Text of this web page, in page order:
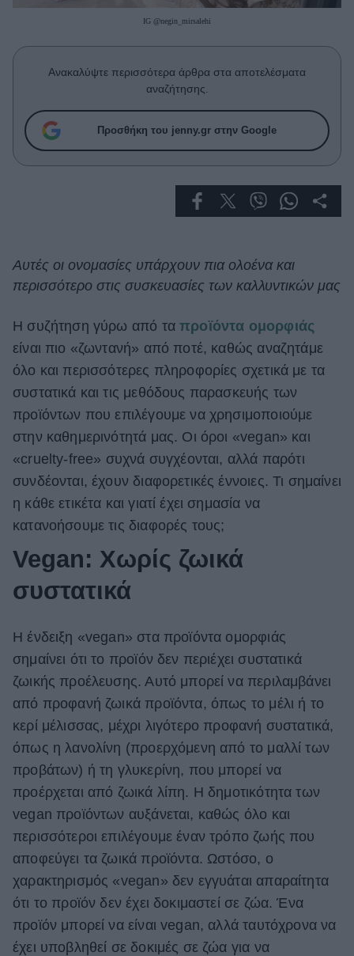
Πρόσωπα
Celebrities
Συνεντεύξεις
True Stories
Ask the Guru
Success Stories
Deco
Green
Αφιερώματα
ΒΟΞ
Χωρίς Ταμπέλες
Hautes Grecians
Γάμος
Market News
IG @negin_mirsalehi
Ανακαλύψτε περισσότερα άρθρα στα αποτελέσματα
αναζήτησης.
Προσθήκη του jenny.gr στην Google
Αυτές οι ονομασίες υπάρχουν πια ολοένα και
περισσότερο στις συσκευασίες των καλλυντικών μας
Η συζήτηση γύρω από ταπροϊόντα ομορφιάς
είναι πιο «ζωντανή» από ποτέ, καθώς αναζητάμε
όλο και περισσότερες πληροφορίες σχετικά με τα
συστατικά και τις μεθόδους παρασκευής των
προϊόντων που επιλέγουμε να χρησιμοποιούμε
στην καθημερινότητά μας. Οι όροι «vegan» και
«cruelty-free» συχνά συγχέονται, αλλά παρότι
συνδέονται, έχουν διαφορετικές έννοιες. Τι σημαίνει
η κάθε ετικέτα και γιατί έχει σημασία να
κατανοήσουμε τις διαφορές τους;
Vegan: Χωρίς ζωικά
συστατικά
Η ένδειξη «vegan» στα προϊόντα ομορφιάς
σημαίνει ότι το προϊόν δεν περιέχει συστατικά
ζωικής προέλευσης. Αυτό μπορεί να περιλαμβάνει
από προφανή ζωικά προϊόντα, όπως το μέλι ή το
κερί μέλισσας, μέχρι λιγότερο προφανή συστατικά,
όπως η λανολίνη (προερχόμενη από το μαλλί των
προβάτων) ή τη γλυκερίνη, που μπορεί να
προέρχεται από ζωικά λίπη. Η δημοτικότητα των
vegan προϊόντων αυξάνεται, καθώς όλο και
περισσότεροι επιλέγουμε έναν τρόπο ζωής που
αποφεύγει τα ζωικά προϊόντα. Ωστόσο, ο
χαρακτηρισμός «vegan» δεν εγγυάται απαραίτητα
ότι το προϊόν δεν έχει δοκιμαστεί σε ζώα. Ένα
προϊόν μπορεί να είναι vegan, αλλά ταυτόχρονα να
έχει υποβληθεί σε δοκιμές σε ζώα για να